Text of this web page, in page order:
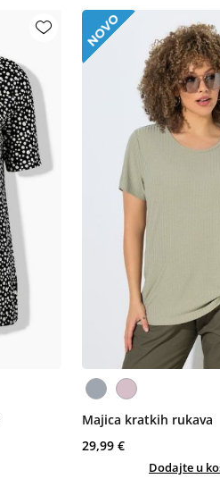
Majica kratkih rukava
29,99 €
Dodajte u